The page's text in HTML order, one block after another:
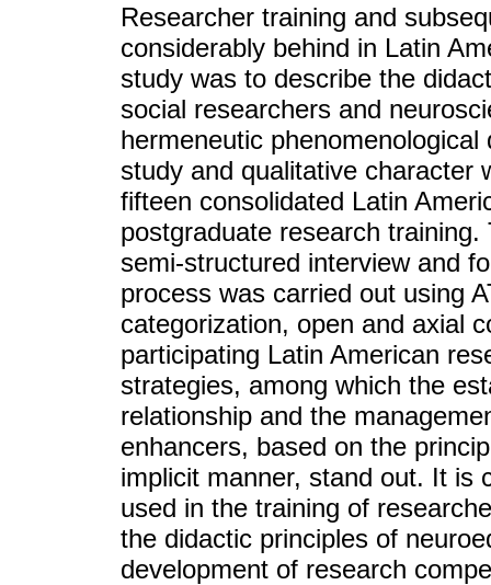
Researcher training and
considerably behind in Latin
study was to describe the
social researchers and
hermeneutic
study and qualitative character
fifteen consolidated Latin
postgraduate research
semi-structured interview and
process was carried out using
categorization, open and axial
participating Latin American
strategies, among which the
relationship and the
enhancers, based on the
implicit manner, stand out. It is
used in the training of
the didactic principles of
development of research